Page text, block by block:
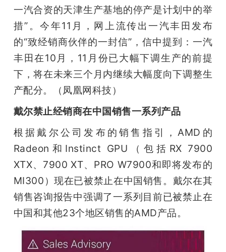
一汽合资的天津生产基地的停产是计划中的举
措”。今年11月，网上流传出一汽丰田发布
的“致经销商伙伴的一封信”，信中提到：一汽
丰田在10月，11月份已大幅下调生产的前提
下，将在未来三个月内继续大幅度向下调整生
产配分。（凤凰网科技）
戴尔禁止经销商在中国销售一系列产品
根据戴尔公司发布的销售指引，AMD的
Radeon和Instinct GPU（包括RX 7900
XTX、7900 XT、PRO W7900和即将发布的
MI300）现在已被禁止在中国销售。戴尔在其
销售咨询报告中强调了一系列目前已被禁止在
中国和其他23个地区销售的AMD产品。